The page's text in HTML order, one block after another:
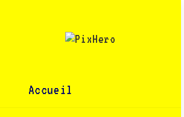
Accueil